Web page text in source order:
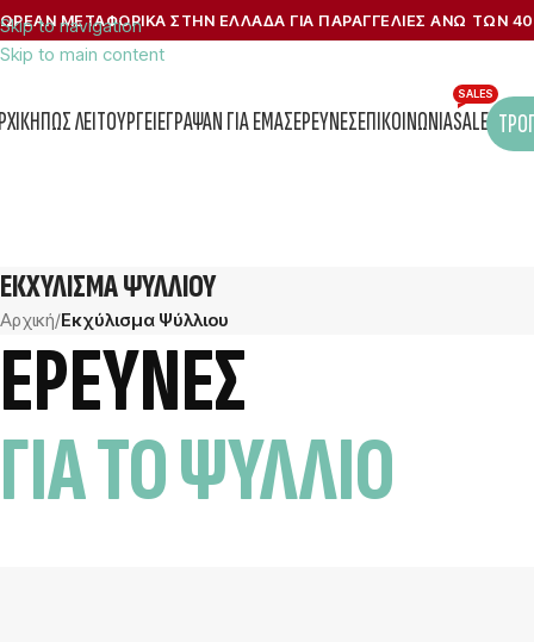
Skip to navigation
Skip to main content
ΜΕΤΑΦΟΡΙΚΑ ΣΤΗΝ ΕΛΛΑΔΑ ΓΙΑ ΠΑΡΑΓΓΕΛΙΕΣ ΑΝΩ ΤΩΝ
ΠΏΣ ΛΕΙΤΟΥΡΓΕΊΈΓΡΑΨΑΝ ΓΙΑ ΕΜΆΣΈΡΕΥΝΕΣΕΠΙΚΟΙΝΩΝΊΑSALES
SALES
ΕΚΧΎΛΙΣΜΑ ΨΎΛΛΙΟΥ
Αρχική/Εκχύλισμα Ψύλλιου
ΕΡΕΥΝΕΣ
ΓΙΑ ΤΟ ΨΎΛΛΙΟ